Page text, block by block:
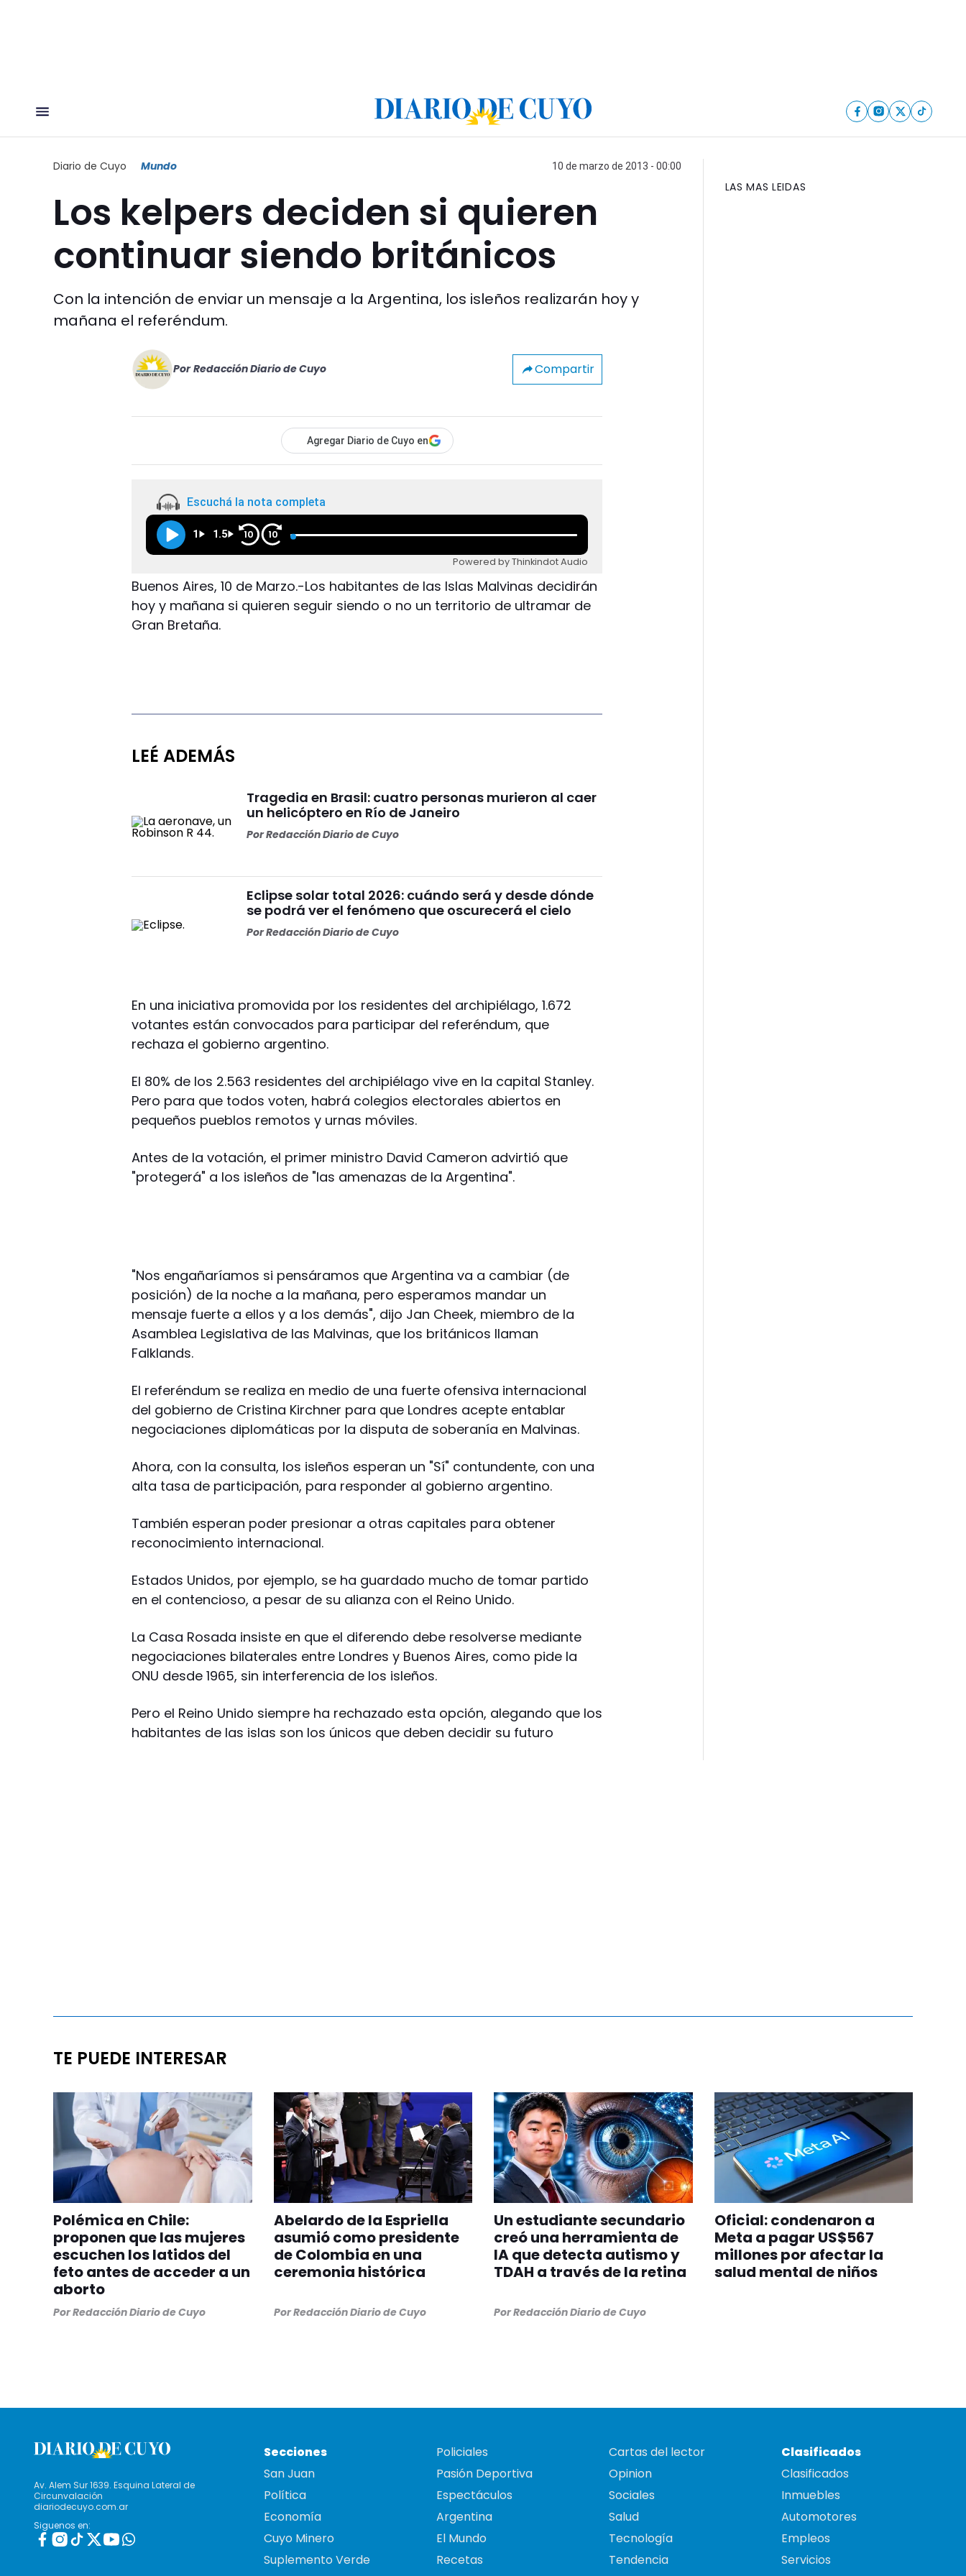
Diario de Cuyo Mundo 10 de marzo de 2013 - 00:00
Los kelpers deciden si quieren
continuar siendo británicos
Con la intención de enviar un mensaje a la Argentina, los isleños realizarán hoy y
mañana el referéndum.
Por Redacción Diario de Cuyo Compartir
Agregar Diario de Cuyo en
Escuchá la nota completa
1 1.5 10 10
Powered by Thinkindot Audio
Buenos Aires, 10 de Marzo.-Los habitantes de las Islas Malvinas decidirán
hoy y mañana si quieren seguir siendo o no un territorio de ultramar de
Gran Bretaña.
LEÉ ADEMÁS
Tragedia en Brasil: cuatro personas murieron al caer
un helicóptero en Río de Janeiro
PorRedacción Diario de Cuyo
Eclipse solar total 2026: cuándo será y desde dónde
se podrá ver el fenómeno que oscurecerá el cielo
PorRedacción Diario de Cuyo
En una iniciativa promovida por los residentes del archipiélago, 1.672
votantes están convocados para participar del referéndum, que
rechaza el gobierno argentino.
El 80% de los 2.563 residentes del archipiélago vive en la capital Stanley.
Pero para que todos voten, habrá colegios electorales abiertos en
pequeños pueblos remotos y urnas móviles.
Antes de la votación, el primer ministro David Cameron advirtió que
"protegerá" a los isleños de "las amenazas de la Argentina".
"Nos engañaríamos si pensáramos que Argentina va a cambiar (de
posición) de la noche a la mañana, pero esperamos mandar un
mensaje fuerte a ellos y a los demás", dijo Jan Cheek, miembro de la
Asamblea Legislativa de las Malvinas, que los británicos llaman
Falklands.
El referéndum se realiza en medio de una fuerte ofensiva internacional
del gobierno de Cristina Kirchner para que Londres acepte entablar
negociaciones diplomáticas por la disputa de soberanía en Malvinas.
Ahora, con la consulta, los isleños esperan un "Sí" contundente, con una
alta tasa de participación, para responder al gobierno argentino.
También esperan poder presionar a otras capitales para obtener
reconocimiento internacional.
Estados Unidos, por ejemplo, se ha guardado mucho de tomar partido
en el contencioso, a pesar de su alianza con el Reino Unido.
La Casa Rosada insiste en que el diferendo debe resolverse mediante
negociaciones bilaterales entre Londres y Buenos Aires, como pide la
ONU desde 1965, sin interferencia de los isleños.
Pero el Reino Unido siempre ha rechazado esta opción, alegando que los
habitantes de las islas son los únicos que deben decidir su futuro
LAS MAS LEIDAS
TE PUEDE INTERESAR
Polémica en Chile:
proponen que las mujeres
escuchen los latidos del
feto antes de acceder a un
aborto
PorRedacción Diario de Cuyo
Abelardo de la Espriella
asumió como presidente
de Colombia en una
ceremonia histórica
PorRedacción Diario de Cuyo
Un estudiante secundario
creó una herramienta de
IA que detecta autismo y
TDAH a través de la retina
PorRedacción Diario de Cuyo
Oficial: condenaron a
Meta a pagar US$567
millones por afectar la
salud mental de niños
Av. Alem Sur 1639. Esquina Lateral de
Circunvalación
diariodecuyo.com.ar
Siguenos en:
Secciones
San Juan
Política
Economía
Cuyo Minero
Suplemento Verde
Policiales
Pasión Deportiva
Espectáculos
Argentina
El Mundo
Recetas
Cartas del lector
Opinion
Sociales
Salud
Tecnología
Tendencia
Clasificados
Clasificados
Inmuebles
Automotores
Empleos
Servicios